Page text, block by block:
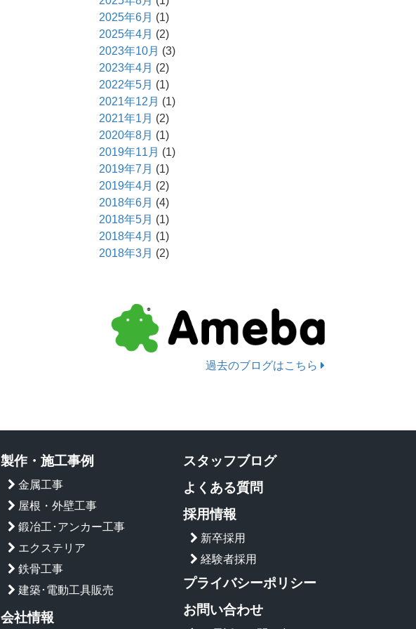
2025年6月 (1)
2025年4月 (2)
2023年10月 (3)
2023年4月 (2)
2022年5月 (1)
2021年12月 (1)
2021年1月 (2)
2020年8月 (1)
2019年11月 (1)
2019年7月 (1)
2019年4月 (2)
2018年6月 (4)
2018年5月 (1)
2018年4月 (1)
2018年3月 (2)
過去のブログはこちら
製作・施工事例
金属工事
屋根・外壁工事
鍛冶工･アンカー工事
エクステリア
鉄骨工事
建築･電動工具販売
会社情報
スタッフブログ
よくある質問
採用情報
新卒採用
経験者採用
プライバシーポリシー
お問い合わせ